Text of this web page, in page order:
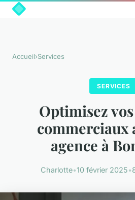
Accueil›Services
SERVICES
Optimisez
commerciaux
agence à
Charlotte•10 février 2025•